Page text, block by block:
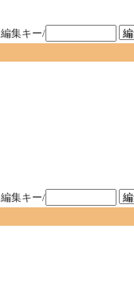
編集キー/
編集キー/